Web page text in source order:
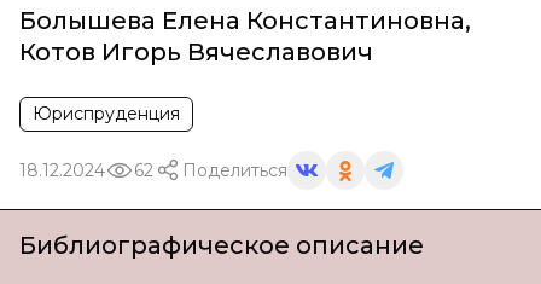
Болышева Елена Константиновна,
Котов Игорь Вячеславович
Юриспруденция
18.12.2024 62 Поделиться
Библиографическое описание